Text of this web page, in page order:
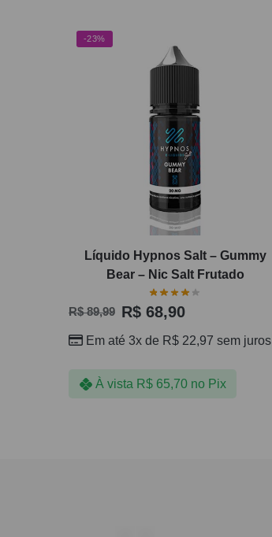
-23%
Líquido Hypnos Salt – Gummy
Bear – Nic Salt Frutado
R$89,99 R$ 68,90
Em até 3x de R$ 22,97 sem juros
À vista R$65,70 no Pix